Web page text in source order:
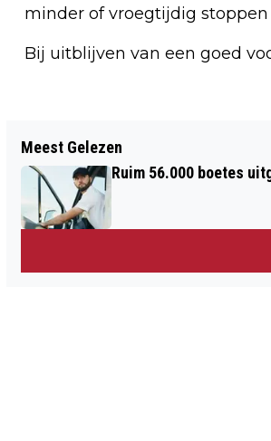
minder of vroegtijdig
Bij uitblijven van een goed
GEMEENTE AMSTERDAM
HONDERDEN CHINESE
BEVEILIGINGSCAMERA'S
Meest Gelezen
Ruim 56.000 boetes